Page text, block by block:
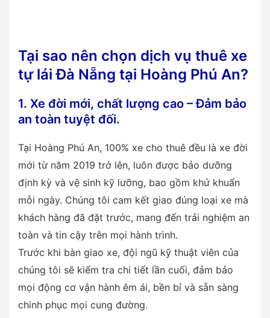
Tại sao nên chọn dịch vụ thuê xe
tự lái Đà Nẵng tại Hoàng Phú An?
1. Xe đời mới, chất lượng cao – Đảm bảo
an toàn tuyệt đối.
Tại Hoàng Phú An, 100% xe cho thuê đều là xe đời
mới từ năm 2019 trở lên, luôn được bảo dưỡng
định kỳ và vệ sinh kỹ lưỡng, bao gồm khử khuẩn
mỗi ngày. Chúng tôi cam kết giao đúng loại xe mà
khách hàng đã đặt trước, mang đến trải nghiệm an
toàn và tin cậy trên mọi hành trình.
Trước khi bàn giao xe, đội ngũ kỹ thuật viên của
chúng tôi sẽ kiểm tra chi tiết lần cuối, đảm bảo
mọi động cơ vận hành êm ái, bền bỉ và sẵn sàng
chinh phục mọi cung đường.